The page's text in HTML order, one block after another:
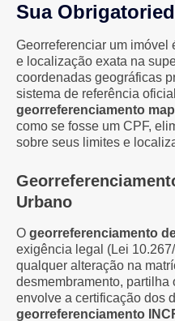
Sua
Georreferenciar um imóvel
e localização exata na
coordenadas geográficas
sistema de referência
georreferenciamento
como se fosse um CPF,
sobre seus limites e
Urbano
O georreferenciamento
exigência legal (Lei
qualquer alteração na
desmembramento, partilha
envolve a certificação dos
georreferenciamento